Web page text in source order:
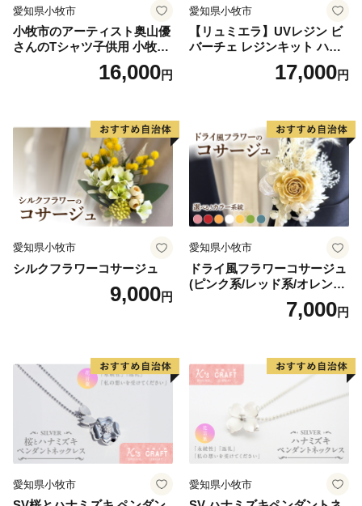
早稲田大学建学の母と慕われる「小野梓」、
小松製作所の創業者である「竹内明太郎」など、
明治以降の日本に大きな影響を与えた偉人を多く輩出し
生産者が思いを込めて育てた特産品や他にはない観光資
源を
一人でも多くの方にお届けできるよう頑張ります。
皆さま、応援よろしくお願いします！
愛知県小牧市
小牧市のアーティスト奥山優
さんのTシャツ子供用 小牧市
16,000円
愛知県小牧市
【リュミエラ】UVレジン ビ
バーチェ レジンキット ハン
ドメイド レジンクラフト ア
クセサリーキット 手作り セ
17,000円
愛知県小牧市
シルクフラワーコサージュ
9,000円
愛知県小牧市
ドライ風フラワーコサージュ
(ピンク系/レッド系/オレンジ
系/ホワイト系/イエロー系/グ
リーン系/ブルー系）7,000円
愛知県小牧市 愛知県小牧市